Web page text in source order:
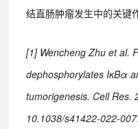
结直肠肿瘤发生中的关键
[1] Wencheng Zhu et al.
dephosphorylates IκBα
tumorigenesis. Cell Res.
10.1038/s41422-022-